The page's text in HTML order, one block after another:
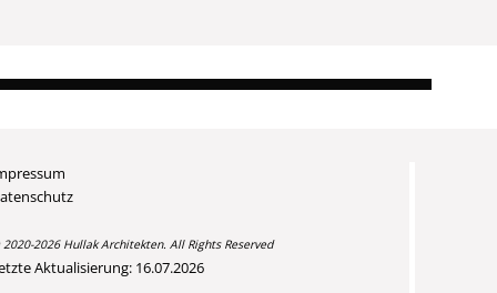
2026 Hullak Architekten. All Rights Reserved
Aktualisierung: 16.07.2026